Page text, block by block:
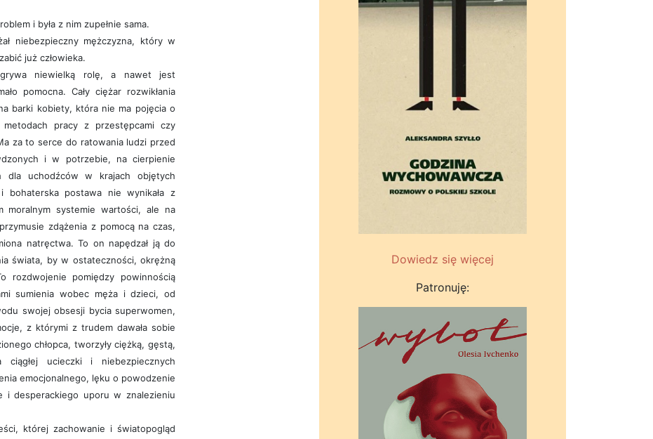
i była z nim zupełnie sama.
niebezpieczny mężczyzna, który w
już człowieka.
niewielką rolę, a nawet jest
pomocna. Cały ciężar rozwikłania
barki kobiety, która nie ma pojęcia o
pracy z przestępcami czy
za to serce do ratowania ludzi przed
i w potrzebie, na cierpienie
dla uchodźców w krajach objętych
bohaterska postawa nie wynikała z
moralnym systemie wartości, ale na
zdążenia z pomocą na czas,
natręctwa. To on napędzał ją do
świata, by w ostateczności, okrężną
rozdwojenie pomiędzy powinnością
sumienia wobec męża i dzieci, od
swojej obsesji bycia superwomen,
z którymi z trudem dawała sobie
chłopca, tworzyły ciężką, gęstą,
ciągłej ucieczki i niebezpiecznych
emocjonalnego, lęku o powodzenie
i desperackiego uporu w znalezieniu
której zachowanie i światopogląd
Dowiedz się więcej
Patronuję: